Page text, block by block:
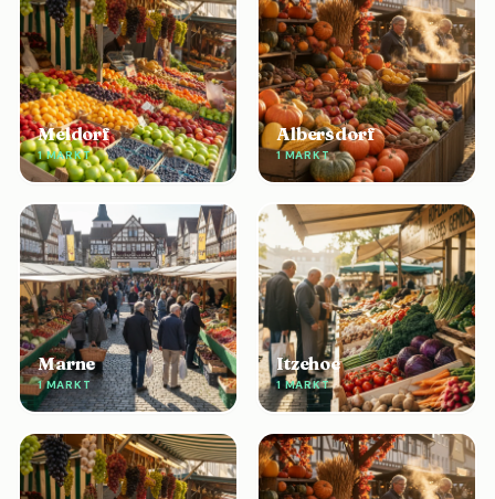
Meldorf
1 MARKT
Albersdorf
1 MARKT
Marne
1 MARKT
Itzehoe
1 MARKT